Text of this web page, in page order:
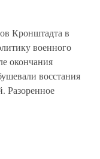
Кронштадта в
военного
окончания
восстания
Разоренное